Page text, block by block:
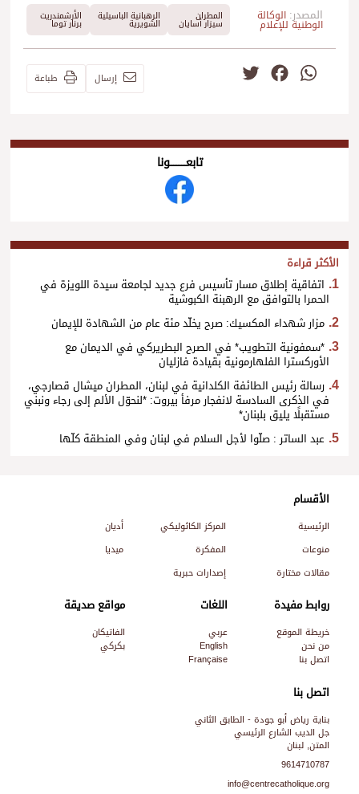
المصدر: الوكالة
الوطنية للإعلام
المطران
سيزار أسايان
الرهبانية الباسيلية
الشويرية
الأرشمندريت
برنار توما
WhatsApp
Facebook إرسال طباعة
تابعــــــــــونا
الأكثر قراءة
اتفاقية إطلاق مسار تأسيس فرع جديد لجامعة سيدة اللويزة في
الحمرا بالتوافق مع الرهبنة الكبوشية
مزار شهداء المكسيك: صرح يخلّد مئة عام من الشهادة للإيمان
*سمفونية التطويب* في الصرح البطريركي في الديمان مع
الأوركسترا الفلهارمونية بقيادة فازليان
رسالة رئيس الطائفة الكلدانية في لبنان، المطران ميشال قصارجي،
في الذكرى السادسة لانفجار مرفأ بيروت: *لنحوّل الألم إلى رجاء ونبني
مستقبلًا يليق بلبنان*
عبد الساتر : صلّوا لأجل السلام في لبنان وفي المنطقة كلّها
اتصل بنا
بناية رياض أبو جودة - الطابق الثاني
جل الديب الشارع الرئيسي
المتن, لبنان
9614710787
info@centrecatholique.org
الأقسام
الرئيسية المركز الكاثوليكي
أديان
منوعات
المفكرة
ميديا
مقالات مختارة
إصدارات حبرية
روابط مفيدة
خريطة الموقع
من نحن
اتصل بنا
اللغات
عربي
English
Française
مواقع صديقة
الفاتيكان
بكركي